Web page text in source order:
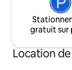
gratuit sur
Location